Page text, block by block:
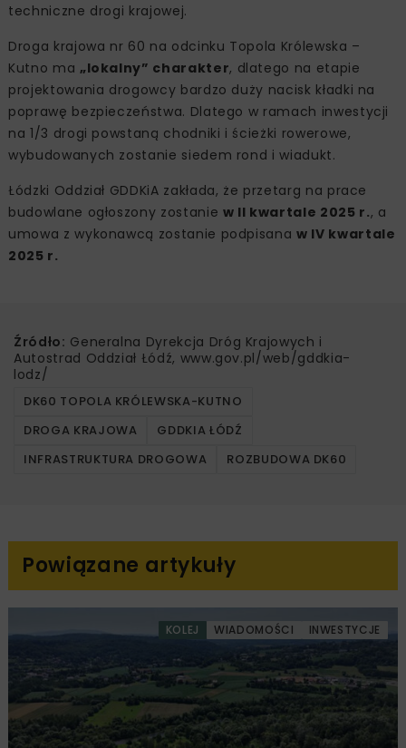
techniczne drogi krajowej.
Droga krajowa nr 60 na odcinku Topola Królewska –
Kutno ma „lokalny” charakter, dlatego na etapie
projektowania drogowcy bardzo duży nacisk kładki na
poprawę bezpieczeństwa. Dlatego w ramach inwestycji
na 1/3 drogi powstaną chodniki i ścieżki rowerowe,
wybudowanych zostanie siedem rond i wiadukt.
Łódzki Oddział GDDKiA zakłada, że przetarg na prace
budowlane ogłoszony zostanie w II kwartale 2025 r., a
umowa z wykonawcą zostanie podpisanaw IV kwartale
2025 r.
Źródło: Generalna Dyrekcja Dróg Krajowych i
Autostrad Oddział Łódź, www.gov.pl/web/gddkia-
lodz/
DK60 TOPOLA KRÓLEWSKA-KUTNO
DROGA KRAJOWA
GDDKIA ŁÓDŹ
INFRASTRUKTURA DROGOWA
ROZBUDOWA DK60
Powiązane artykuły
KOLEJ WIADOMOŚCI INWESTYCJE